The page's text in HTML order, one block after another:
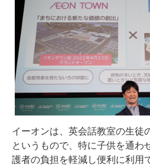
イーオンは、英会話教室の生徒
というもので、特に子供を通わ
護者の負担を軽減し便利に利用